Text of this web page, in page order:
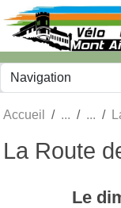
Accueil
La Route
Le
Panneau de gestion